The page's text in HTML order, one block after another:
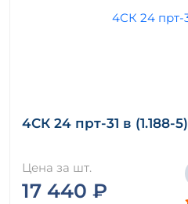
4СК 24 прт-31 в (1.188-5)
Цена за шт.
17 440 ₽